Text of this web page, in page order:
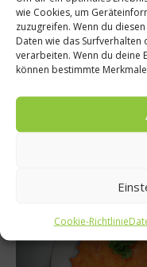
wie Cookies, um
zuzugreifen. Wenn du
Daten wie das
verarbeiten. Wenn du deine
können bestimmte
Cookie-Richtlinie
mit
Chutney